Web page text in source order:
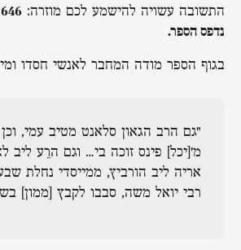
התשובה עשויה להישמע לכם מוזרה:
נדפס הספר.
בגוף הספר מודה המחבר לאנשי חסדו
"גם הרב הגאון סלאנט מטיב עמי,
מ'[יכל] פינס זוכה בי… וגם הרֵע ליב
אריה ליב הורביץ, ממייסדי נחלת
רבי יואל משה, סבבו לקבץ [ממון]